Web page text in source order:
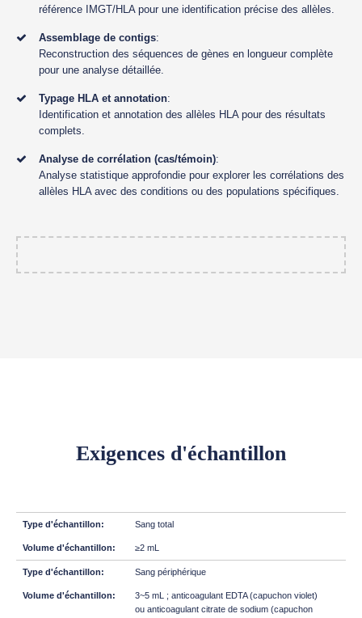
référence IMGT/HLA pour une identification précise des allèles.
Assemblage de contigs:
Reconstruction des séquences de gènes en longueur complète
pour une analyse détaillée.
Typage HLA et annotation:
Identification et annotation des allèles HLA pour des résultats
complets.
Analyse de corrélation (cas/témoin):
Analyse statistique approfondie pour explorer les corrélations des
allèles HLA avec des conditions ou des populations spécifiques.
Exigences d'échantillon
Sang total
≥2 mL
Sang périphérique
3~5 mL ; anticoagulant EDTA (capuchon violet)
ou anticoagulant citrate de sodium (capuchon